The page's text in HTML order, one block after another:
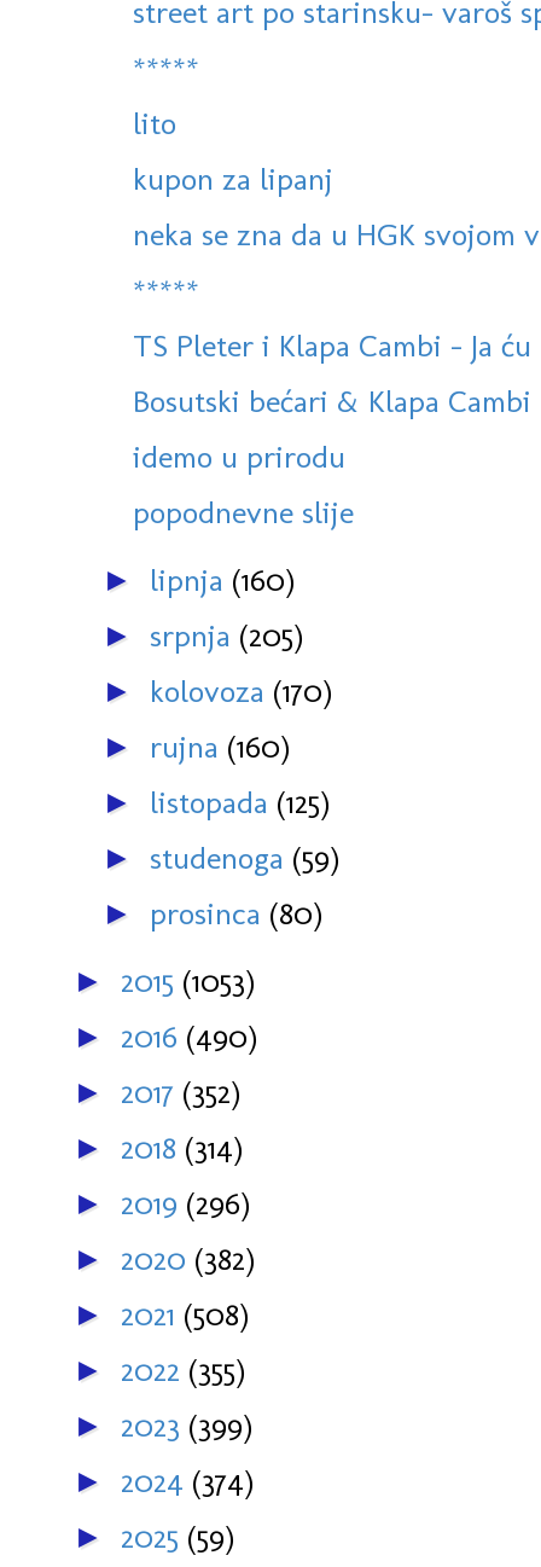
street art po starinsku- varoš
*****
lito
kupon za lipanj
neka se zna da u HGK svojom
*****
TS Pleter i Klapa Cambi - Ja
Bosutski bećari & Klapa
idemo u prirodu
popodnevne slije
► lipnja (160)
► srpnja (205)
► kolovoza (170)
► rujna (160)
► listopada (125)
► studenoga (59)
► prosinca (80)
► 2015 (1053)
► 2016 (490)
► 2017 (352)
► 2018 (314)
► 2019 (296)
► 2020 (382)
► 2021 (508)
► 2022 (355)
► 2023 (399)
► 2024 (374)
► 2025 (59)